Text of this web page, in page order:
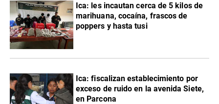
Ica: les incautan cerca de 5 kilos de
marihuana, cocaína, frascos de
poppers y hasta tusi
Ica: fiscalizan establecimiento por
exceso de ruido en la avenida Siete,
en Parcona